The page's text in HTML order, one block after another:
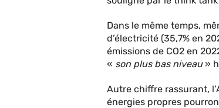
Dans le même temps,
d’électricité (35,7% en
émissions de CO2 en
« son plus bas niveau»
Autre chiffre rassurant,
énergies propres